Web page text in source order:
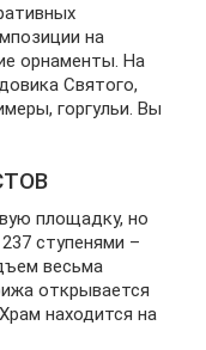
на
орнаменты. На
Святого,
горгульи. Вы
площадку, но
ступенями –
весьма
открывается
находится на